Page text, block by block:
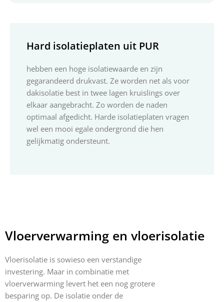
Hard isolatieplaten uit PUR
hebben een hoge isolatiewaarde en zijn
gegarandeerd drukvast. Ze worden net als voor
dakisolatie best in twee lagen kruislings over
elkaar aangebracht. Zo worden de naden
optimaal afgedicht. Harde isolatieplaten vragen
wel een mooi egale ondergrond die hen
gelijkmatig ondersteunt.
Vloerverwarming en vloerisolatie
Vloerisolatie is sowieso een verstandige
investering. Maar in combinatie met
vloerverwarming levert het een nog grotere
besparing op. De isolatie onder de